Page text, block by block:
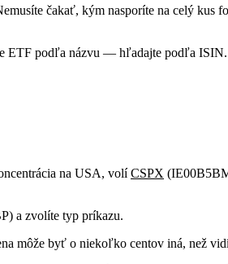
čakať, kým nasporíte na celý kus
ETF podľa názvu — hľadajte podľa
na USA, volíCSPX
a zvolíte typ príkazu.
môže byť o niekoľko centov iná, než